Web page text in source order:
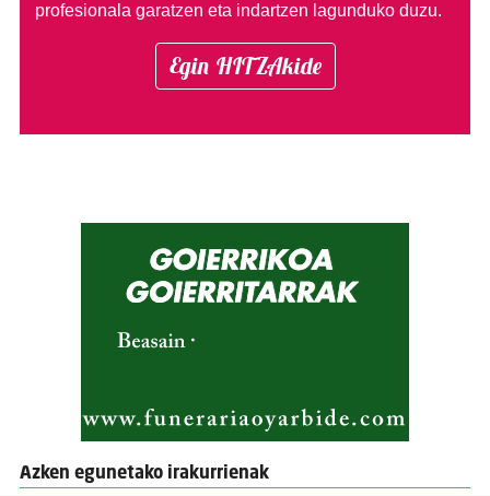
profesionala garatzen eta indartzen lagunduko duzu.
Egin HITZAkide
Azken egunetako irakurrienak